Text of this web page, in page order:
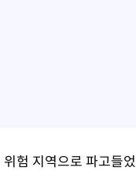
험 지역으로 파고들